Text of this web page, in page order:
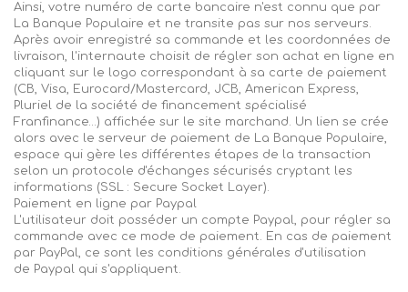
Ainsi, votre numéro de carte bancaire n'est connu que par
La Banque Populaire et ne transite pas sur nos serveurs.
Après avoir enregistré sa commande et les coordonnées de
livraison, l'internaute choisit de régler son achat en ligne en
cliquant sur le logo correspondant à sa carte de paiement
(CB, Visa, Eurocard/Mastercard, JCB, American Express,
Pluriel de la société de financement spécialisé
Franfinance…) affichée sur le site marchand. Un lien se crée
alors avec le serveur de paiement de La Banque Populaire,
espace qui gère les différentes étapes de la transaction
selon un protocole d'échanges sécurisés cryptant les
informations (SSL : Secure Socket Layer).
Paiement en ligne par Paypal
L'utilisateur doit posséder un compte Paypal, pour régler sa
commande avec ce mode de paiement. En cas de paiement
par PayPal, ce sont les conditions générales d'utilisation
de Paypal qui s'appliquent.